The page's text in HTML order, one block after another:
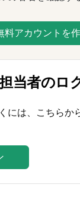
料アカウントを
当者のロ
には、こちらか